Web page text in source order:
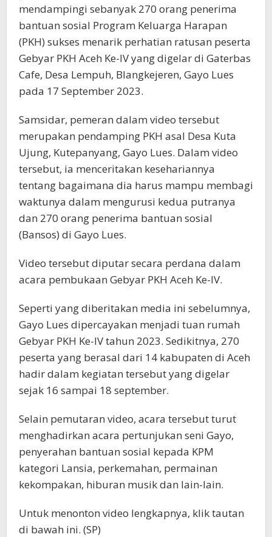
mendampingi sebanyak 270 orang penerima
bantuan sosial Program Keluarga Harapan
(PKH) sukses menarik perhatian ratusan peserta
Gebyar PKH Aceh Ke-IV yang digelar di Gaterbas
Cafe, Desa Lempuh, Blangkejeren, Gayo Lues
pada 17 September 2023.
Samsidar, pemeran dalam video tersebut
merupakan pendamping PKH asal Desa Kuta
Ujung, Kutepanyang, Gayo Lues. Dalam video
tersebut, ia menceritakan kesehariannya
tentang bagaimana dia harus mampu membagi
waktunya dalam mengurusi kedua putranya
dan 270 orang penerima bantuan sosial
(Bansos) di Gayo Lues.
Video tersebut diputar secara perdana dalam
acara pembukaan Gebyar PKH Aceh Ke-IV.
Seperti yang diberitakan media ini sebelumnya,
Gayo Lues dipercayakan menjadi tuan rumah
Gebyar PKH Ke-IV tahun 2023. Sedikitnya, 270
peserta yang berasal dari 14 kabupaten di Aceh
hadir dalam kegiatan tersebut yang digelar
sejak 16 sampai 18 september.
Selain pemutaran video, acara tersebut turut
menghadirkan acara pertunjukan seni Gayo,
penyerahan bantuan sosial kepada KPM
kategori Lansia, perkemahan, permainan
kekompakan, hiburan musik dan lain-lain.
Untuk menonton video lengkapnya, klik tautan
di bawah ini. (SP)